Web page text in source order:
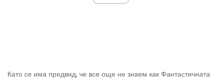
Като се има предвид, че все още не знаем как Фантастичната